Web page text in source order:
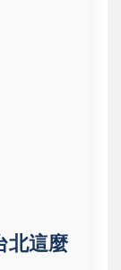
北這麼